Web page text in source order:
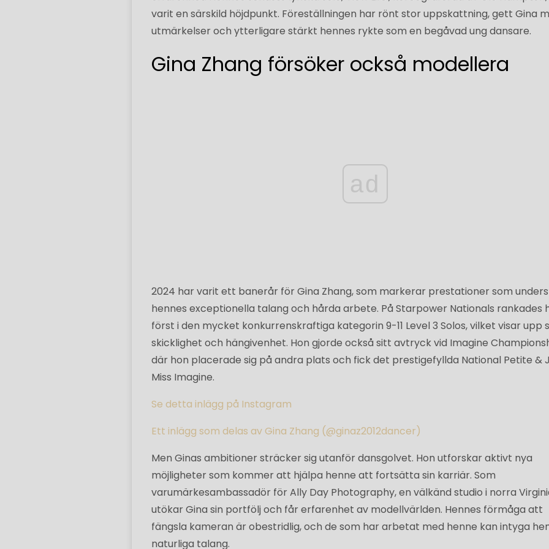
varit en särskild höjdpunkt. Föreställningen har rönt stor uppskattning, gett Gina
utmärkelser och ytterligare stärkt hennes rykte som en begåvad ung dansare.
Gina Zhang försöker också modellera
ad
2024 har varit ett banerår för Gina Zhang, som markerar prestationer som
hennes exceptionella talang och hårda arbete. På Starpower Nationals rankades
först i den mycket konkurrenskraftiga kategorin 9-11 Level 3 Solos, vilket visar upp
skicklighet och hängivenhet. Hon gjorde också sitt avtryck vid Imagine
där hon placerade sig på andra plats och fick det prestigefyllda National Petite &
Miss Imagine.
Se detta inlägg på Instagram
Ett inlägg som delas av Gina Zhang (@ginaz2012dancer)
Men Ginas ambitioner sträcker sig utanför dansgolvet. Hon utforskar aktivt nya
möjligheter som kommer att hjälpa henne att fortsätta sin karriär. Som
varumärkesambassadör för Ally Day Photography, en välkänd studio i norra
utökar Gina sin portfölj och får erfarenhet av modellvärlden. Hennes förmåga att
fängsla kameran är obestridlig, och de som har arbetat med henne kan intyga
naturliga talang.